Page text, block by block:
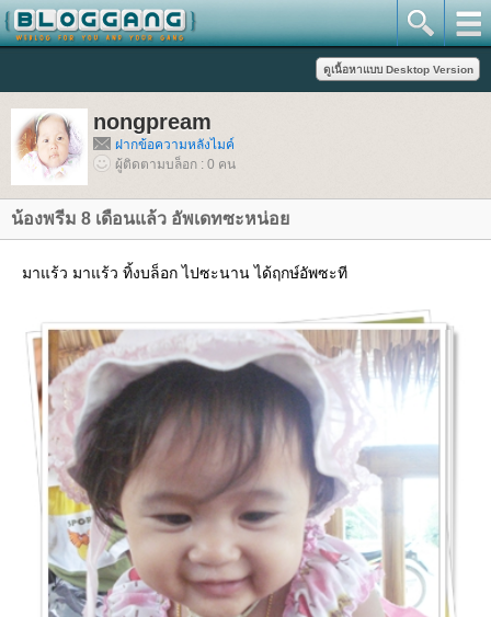
nongpream
ฝากข้อความหลังไมค์
ผู้ติดตามบล็อก : 0 คน
น้องพรีม 8 เดือนแล้ว อัพเดทซะหน่อย
มาแร้ว มาแร้ว ทิ้งบล็อก ไปซะนาน ได้ฤกษ์อัพซะที